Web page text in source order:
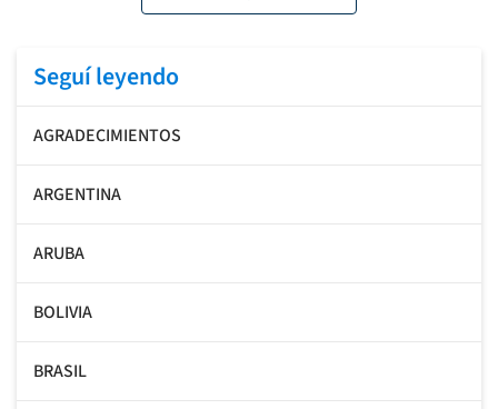
Seguí leyendo
AGRADECIMIENTOS
ARGENTINA
ARUBA
BOLIVIA
BRASIL